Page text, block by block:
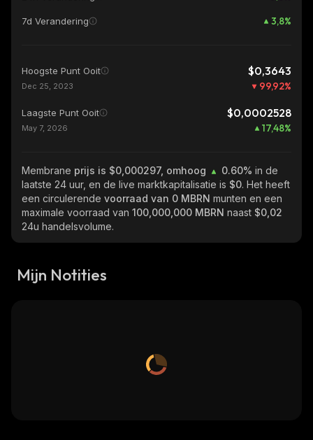
7d Verandering 3,8%
Hoogste Punt Ooit $0,3643
Dec 25, 2023 99,92%
Laagste Punt Ooit $0,0002528
May 7, 2026 17,48%
Membrane prijs is $0,000297, omhoog 0.60% in de
laatste 24 uur, en de live marktkapitalisatie is $0. Het heeft
een circulerende voorraad van 0 MBRN munten en een
maximale voorraad van 100,000,000 MBRN naast $0,02
24u handelsvolume.
Mijn Notities